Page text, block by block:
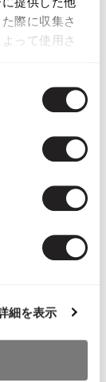
際に収集さ
って使用さ
細を表示
Papas